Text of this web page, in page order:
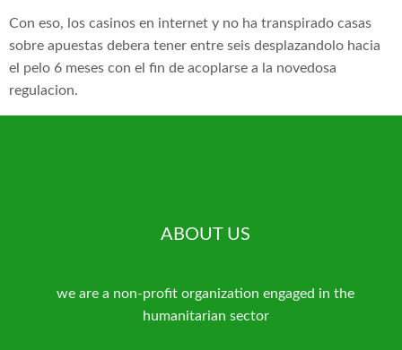
Con eso, los casinos en internet y no ha transpirado casas
sobre apuestas debera tener entre seis desplazandolo hacia
el pelo 6 meses con el fin de acoplarse a la novedosa
regulacion.
ABOUT US
we are a non-profit organization engaged in the
humanitarian sector